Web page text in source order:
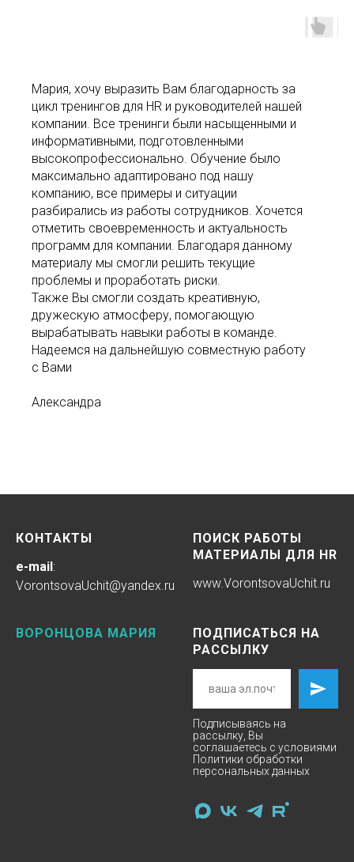
Мария, хочу выразить Вам благодарность за
цикл тренингов для HR и руководителей нашей
компании. Все тренинги были насыщенными и
информативными, подготовленными
высокопрофессионально. Обучение было
максимально адаптировано под нашу
компанию, все примеры и ситуации
разбирались из работы сотрудников. Хочется
отметить своевременность и актуальность
программ для компании. Благодаря данному
материалу мы смогли решить текущие
проблемы и проработать риски.
Также Вы смогли создать креативную,
дружескую атмосферу, помогающую
вырабатывать навыки работы в команде.
Надеемся на дальнейшую совместную работу
с Вами
Александра
КОНТАКТЫ
e-mail:
VorontsovaUchit@yandex.ru
ПОИСК РАБОТЫ
МАТЕРИАЛЫ ДЛЯ HR
www.VorontsovaUchit.ru
ВОРОНЦОВА МАРИЯ
ПОДПИСАТЬСЯ НА
РАССЫЛКУ
Подписываясь на
рассылку, Вы
соглашаетесь с условиями
Политики обработки
персональных данных